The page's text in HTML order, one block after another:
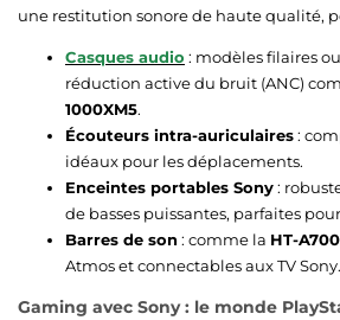
une restitution sonore de haute qualité,
Casques audio : modèles filaires
réduction active du bruit (ANC)
1000XM5.
Écouteurs intra-auriculaires:
idéaux pour les déplacements.
Enceintes portables Sony:
de basses puissantes, parfaites
Barres de son: comme la HT-
Atmos et connectables aux TV Sony.
Gaming avec Sony : le monde